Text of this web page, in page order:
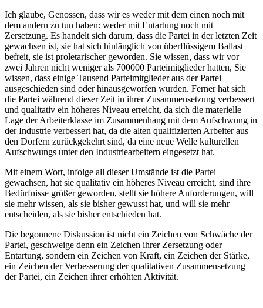
Ich glaube, Genossen, dass wir es weder mit dem einen noch mit
dem andern zu tun haben: weder mit Entartung noch mit
Zersetzung. Es handelt sich darum, dass die Partei in der letzten Zeit
gewachsen ist, sie hat sich hinlänglich von überflüssigem Ballast
befreit, sie ist proletarischer geworden. Sie wissen, dass wir vor
zwei Jahren nicht weniger als 700000 Parteimitglieder hatten, Sie
wissen, dass einige Tausend Parteimitglieder aus der Partei
ausgeschieden sind oder hinausgeworfen wurden. Ferner hat sich
die Partei während dieser Zeit in ihrer Zusammensetzung verbessert
und qualitativ ein höheres Niveau erreicht, da sich die materielle
Lage der Arbeiterklasse im Zusammenhang mit dem Aufschwung in
der Industrie verbessert hat, da die alten qualifizierten Arbeiter aus
den Dörfern zurückgekehrt sind, da eine neue Welle kulturellen
Aufschwungs unter den Industriearbeitern eingesetzt hat.
Mit einem Wort, infolge all dieser Umstände ist die Partei
gewachsen, hat sie qualitativ ein höheres Niveau erreicht, sind ihre
Bedürfnisse größer geworden, stellt sie höhere Anforderungen, will
sie mehr wissen, als sie bisher gewusst hat, und will sie mehr
entscheiden, als sie bisher entschieden hat.
Die begonnene Diskussion ist nicht ein Zeichen von Schwäche der
Partei, geschweige denn ein Zeichen ihrer Zersetzung oder
Entartung, sondern ein Zeichen von Kraft, ein Zeichen der Stärke,
ein Zeichen der Verbesserung der qualitativen Zusammensetzung
der Partei, ein Zeichen ihrer erhöhten Aktivität.